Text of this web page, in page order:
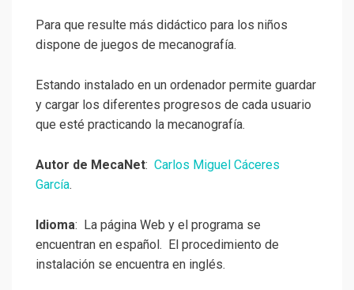
Para que resulte más didáctico para los niños
dispone de juegos de mecanografía.
Estando instalado en un ordenador permite guardar
y cargar los diferentes progresos de cada usuario
que esté practicando la mecanografía.
Autor de MecaNet: Carlos Miguel Cáceres
García.
Idioma: La página Web y el programa se
encuentran en español. El procedimiento de
instalación se encuentra en inglés.